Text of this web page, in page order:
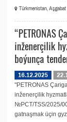
Türkmenistan,
“PETRONAS
inženerçilik
boýunça
16.12.2025
"PETRONAS
inženerçilik
№PCT/TSS/2025/
gatnaşmak üçin